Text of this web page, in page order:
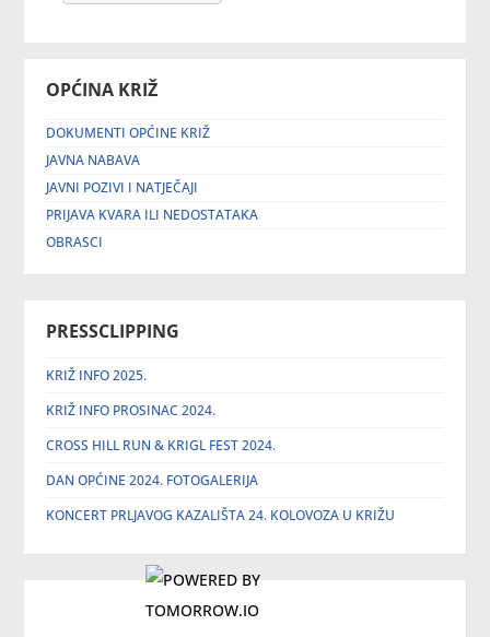
OPĆINA KRIŽ
DOKUMENTI OPĆINE KRIŽ
JAVNA NABAVA
JAVNI POZIVI I NATJEČAJI
PRIJAVA KVARA ILI NEDOSTATAKA
OBRASCI
PRESSCLIPPING
KRIŽ INFO 2025.
KRIŽ INFO PROSINAC 2024.
CROSS HILL RUN & KRIGL FEST 2024.
DAN OPĆINE 2024. FOTOGALERIJA
KONCERT PRLJAVOG KAZALIŠTA 24. KOLOVOZA U KRIŽU